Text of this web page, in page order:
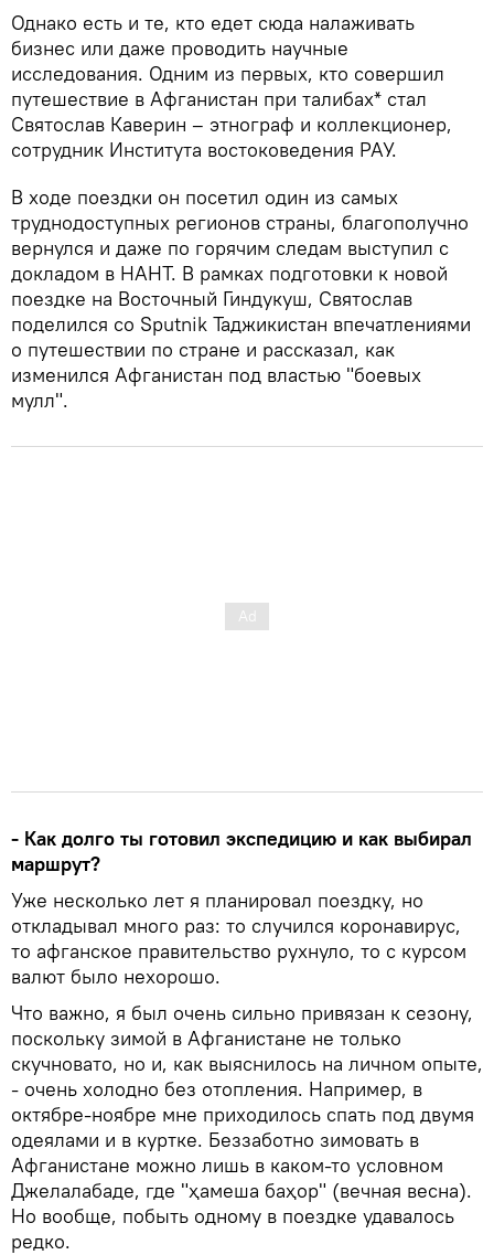
Однако есть и те, кто едет сюда налаживать
бизнес или даже проводить научные
исследования. Одним из первых, кто совершил
путешествие в Афганистан при талибах* стал
Святослав Каверин – этнограф и коллекционер,
сотрудник Института востоковедения РАУ.
В ходе поездки он посетил один из самых
труднодоступных регионов страны, благополучно
вернулся и даже по горячим следам выступил с
докладом в НАНТ. В рамках подготовки к новой
поездке на Восточный Гиндукуш, Святослав
поделился со Sputnik Таджикистан впечатлениями
о путешествии по стране и рассказал, как
изменился Афганистан под властью "боевых
мулл".
- Как долго ты готовил экспедицию и как выбирал
маршрут?
Уже несколько лет я планировал поездку, но
откладывал много раз: то случился коронавирус,
то афганское правительство рухнуло, то с курсом
валют было нехорошо.
Что важно, я был очень сильно привязан к сезону,
поскольку зимой в Афганистане не только
скучновато, но и, как выяснилось на личном опыте,
- очень холодно без отопления. Например, в
октябре-ноябре мне приходилось спать под двумя
одеялами и в куртке. Беззаботно зимовать в
Афганистане можно лишь в каком-то условном
Джелалабаде, где "ҳамеша баҳор" (вечная весна).
Но вообще, побыть одному в поездке удавалось
редко.